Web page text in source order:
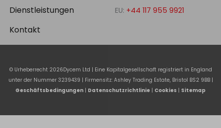
s
r
e
Dienstleistungen
Kontakt
EU: +44 117 955 9921
© Urheberrecht 2026Dycem Ltd | Eine Kapitalgesellschaft registriert in England
unter der Nummer 3239439 | Firmensitz: Ashley Trading Estate, Bristol BS2 9BB |
Geschäftsbedingungen | Datenschutzrichtlinie | Cookies | Sitemap